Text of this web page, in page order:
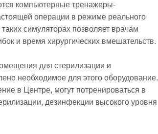
компьютерные тренажеры-
операции в режиме реального
симуляторах позволяет врачам
и время хирургических вмешательств.
для стерилизации и
необходимое для этого оборудование.
в Центре, могут потренироваться в
дезинфекции высокого уровня